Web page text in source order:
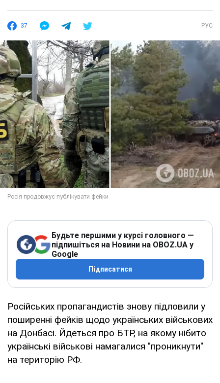
37 РУС
Будьте першими у курсі головного —
підпишіться на Новини на OBOZ.UA у
Google
Підписатися
Російських пропагандистів знову підловили у
поширенні фейків щодо українських військових
на Донбасі. Йдеться про БТР, на якому нібито
українські військові намагалися "проникнути"
на територію РФ.